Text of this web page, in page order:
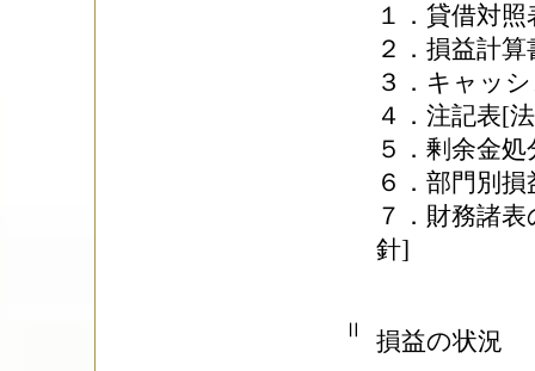
１．貸借対
２．損益計
３．キャッ
４．注記表[
５．剰余金
６．部門別
７．財務諸
針]
Ⅱ 損益の状況